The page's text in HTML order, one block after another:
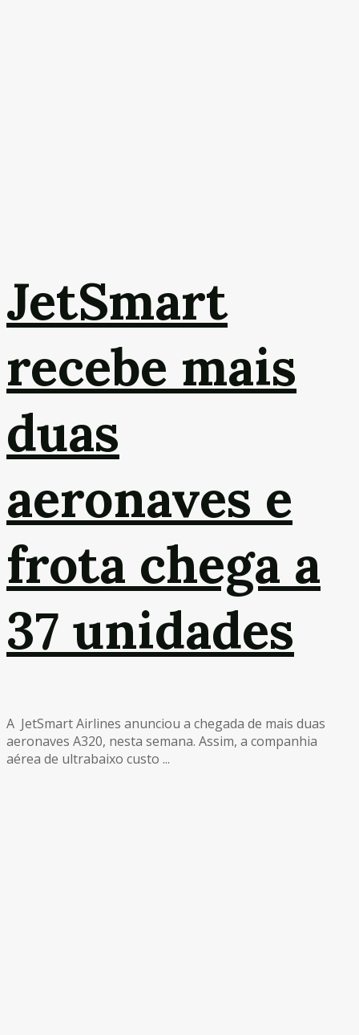
JetSmart
recebe mais
duas
aeronaves e
frota chega a
37 unidades
A JetSmart Airlines anunciou a chegada de mais duas
aeronaves A320, nesta semana. Assim, a companhia
aérea de ultrabaixo custo ...